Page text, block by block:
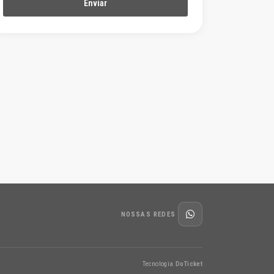
NOSSAS REDES
Tecnologia DoTicket